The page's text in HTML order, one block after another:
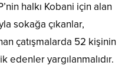
halkı Kobani için alan
sokağa çıkanlar,
çatışmalarda 52 kişinin
edenler yargılanmalıdır.